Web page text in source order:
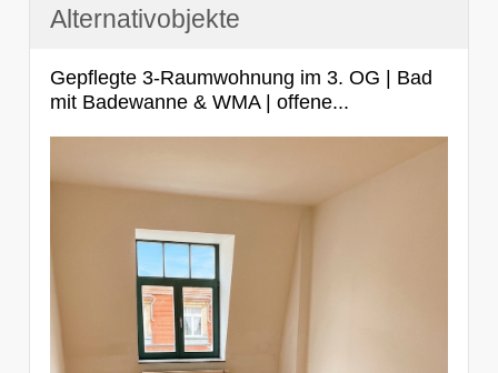
Alternativobjekte
Gepflegte 3-Raumwohnung im 3. OG | Bad
mit Badewanne & WMA | offene...